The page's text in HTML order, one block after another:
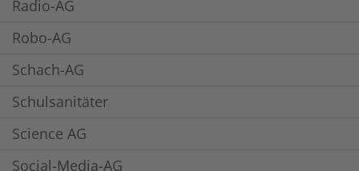
Radio-AG
Robo-AG
Schach-AG
Schulsanitäter
Science AG
Social-Media-AG